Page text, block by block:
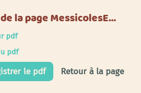
la page MessicolesE…
pdf
pdf
le pdf Retour à la page